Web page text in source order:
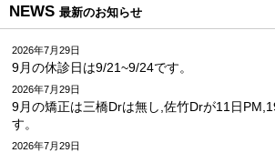
NEWS 最新のお知らせ
2026年7月29日
9月の休診日は9/21~9/24です。
2026年7月29日
9月の矯正は三橋Drは無し,佐竹Drが11日
す。
2026年7月29日